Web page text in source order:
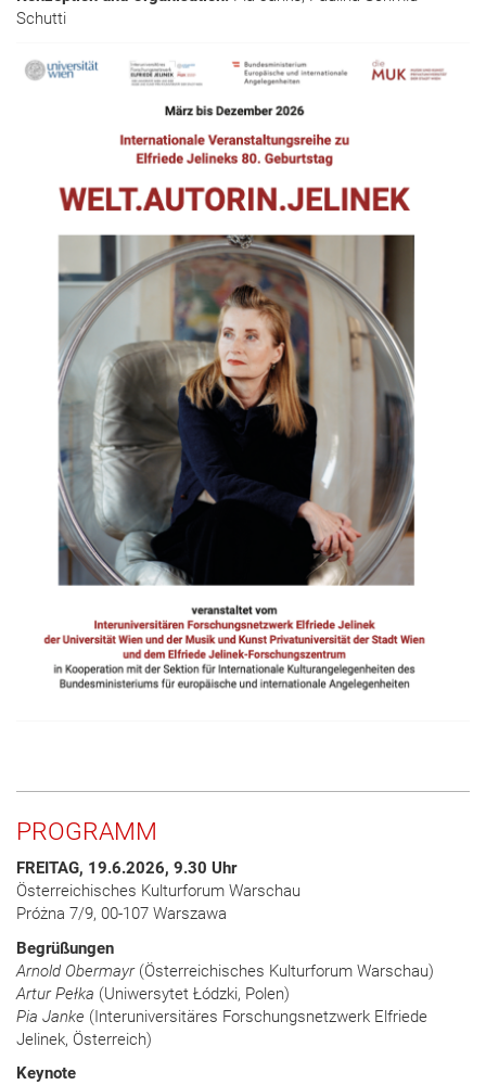
Schutti
PROGRAMM
FREITAG, 19.6.2026, 9.30 Uhr
Österreichisches Kulturforum Warschau
Próżna 7/9, 00-107 Warszawa
Begrüßungen
Arnold Obermayr(Österreichisches Kulturforum Warschau)
Artur Pełka (Uniwersytet Łódzki, Polen)
Pia Janke (Interuniversitäres Forschungsnetzwerk Elfriede
Jelinek, Österreich)
Keynote